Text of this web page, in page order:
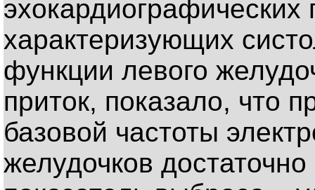
эхокардиографических
характеризующих
функции левого
приток, показало, что
базовой частоты
желудочков